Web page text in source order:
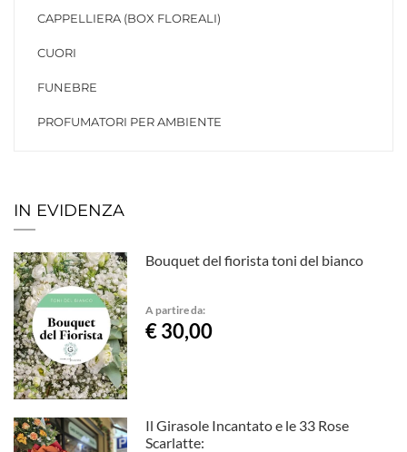
CAPPELLIERA (BOX FLOREALI)
CUORI
FUNEBRE
PROFUMATORI PER AMBIENTE
IN EVIDENZA
Bouquet del fiorista toni del bianco
A partire da:
€ 30,00
Il Girasole Incantato e le 33 Rose
Scarlatte: